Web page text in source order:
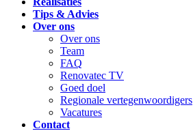
Tips & Advies
Over ons
Over ons
Team
FAQ
Renovatec TV
Goed doel
Regionale vertegenwoordigers
Vacatures
Contact